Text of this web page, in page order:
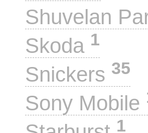
Shuvelan
Skoda 1
Snickers 35
Sony Mobile
1